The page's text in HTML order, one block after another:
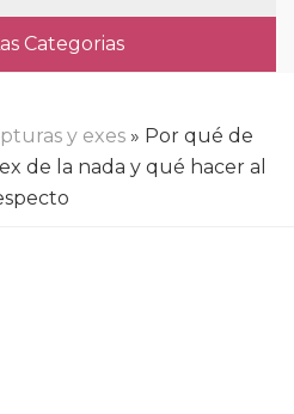
Categorias
y exes » Por qué de
de la nada y qué hacer al